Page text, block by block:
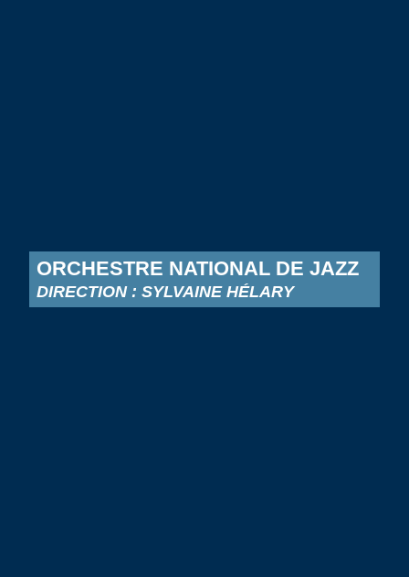
ORCHESTRE NATIONAL DE JAZZ
DIRECTION : SYLVAINE HÉLARY